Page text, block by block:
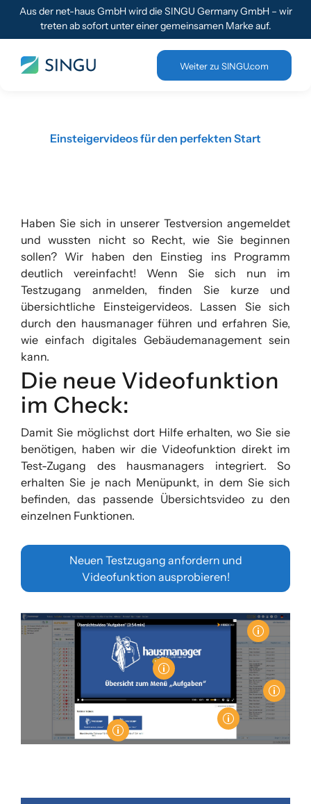
Aus der net-haus GmbH wird die SINGU Germany GmbH – wir
treten ab sofort unter einer gemeinsamen Marke auf.
Weiter zu SINGU.com
Einsteigervideos für den perfekten Start
Haben Sie sich in unserer Testversion angemeldet
und wussten nicht so Recht, wie Sie beginnen
sollen? Wir haben den Einstieg ins Programm
deutlich vereinfacht! Wenn Sie sich nun im
Testzugang anmelden, finden Sie kurze und
übersichtliche Einsteigervideos. Lassen Sie sich
durch den hausmanager führen und erfahren Sie,
wie einfach digitales Gebäudemanagement sein
kann.
Die neue Videofunktion
im Check:
Damit Sie möglichst dort Hilfe erhalten, wo Sie sie
benötigen, haben wir die Videofunktion direkt im
Test-Zugang des hausmanagers integriert. So
erhalten Sie je nach Menüpunkt, in dem Sie sich
befinden, das passende Übersichtsvideo zu den
einzelnen Funktionen.
Neuen Testzugang anfordern und
Videofunktion ausprobieren!
p
p
p
p
p